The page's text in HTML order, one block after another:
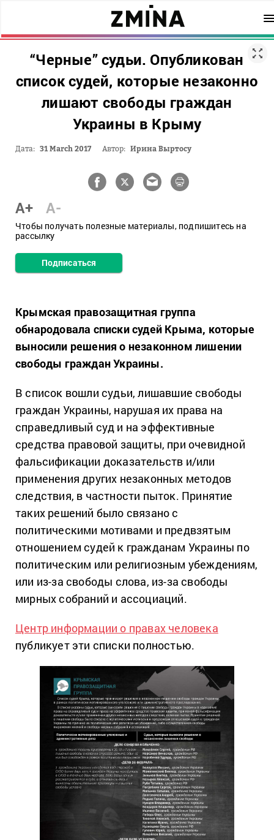
“Черные” судьи. Опубликован
список судей, которые незаконно
лишают свободы граждан
Украины в Крыму
Дата: 31 March 2017 Автор: Ирина Выртосу
A+ A-
Чтобы получать полезные материалы, подпишитесь на
рассылку
Подписаться
Крымская правозащитная группа
обнародовала списки судей Крыма, которые
выносили решения о незаконном лишении
свободы граждан Украины.
В список вошли судьи, лишавшие свободы
граждан Украины, нарушая их права на
справедливый суд и на эффективные
средства правовой защиты, при очевидной
фальсификации доказательств и/или
применения других незаконных методов
следствия, в частности пыток. Принятие
таких решений было связано с
политическими мотивами и предвзятым
отношением судей к гражданам Украины по
политическим или религиозным убеждениям,
или из-за свободы слова, из-за свободы
мирных собраний и ассоциаций.
Центр информации о правах человека
публикует эти списки полностью.